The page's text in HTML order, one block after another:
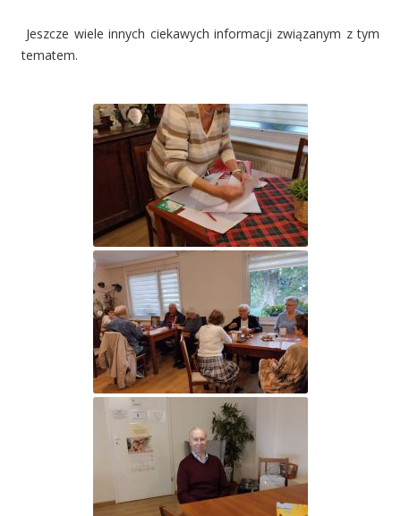
Jeszcze wiele innych ciekawych informacji związanym z tym
tematem.